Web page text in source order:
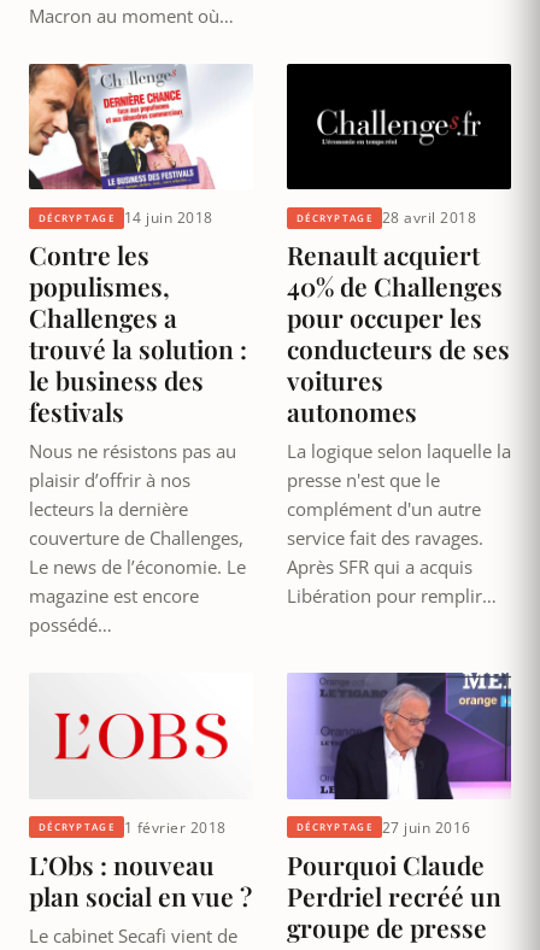
Macron au moment où…
DÉCRYPTAGE 14 juin 2018
Contre les
populismes,
Challenges a
trouvé la solution :
le business des
festivals
Nous ne résistons pas au
plaisir d’offrir à nos
lecteurs la dernière
couverture de Challenges,
Le news de l’économie. Le
magazine est encore
possédé…
DÉCRYPTAGE 28 avril 2018
Renault acquiert
40% de Challenges
pour occuper les
conducteurs de ses
voitures
autonomes
La logique selon laquelle la
presse n'est que le
complément d'un autre
service fait des ravages.
Après SFR qui a acquis
Libération pour remplir…
DÉCRYPTAGE 1 février 2018
L’Obs : nouveau
plan social en vue ?
Le cabinet Secafi vient de
DÉCRYPTAGE 27 juin 2016
Pourquoi Claude
Perdriel recréé un
groupe de presse